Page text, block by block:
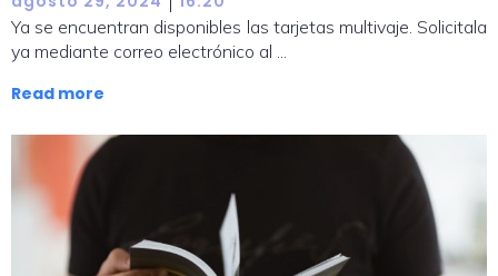
Ya se encuentran disponibles las tarjetas multivaje. Solicitala
ya mediante correo electrónico al ...
Read more